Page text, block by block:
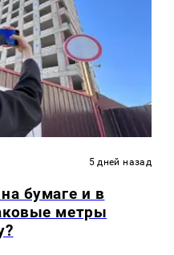
5 дней назад
бумаге и в
метры